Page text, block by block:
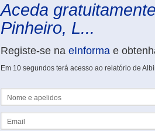
Aceda
Pinheiro, L...
Registe-se na eInforma e
Em 10 segundos terá acesso ao relatório de